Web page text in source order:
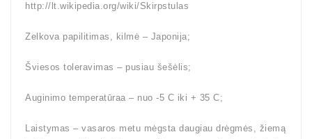
http://lt.wikipedia.org/wiki/Skirpstulas
Zelkova papilitimas, kilmė – Japonija;
Šviesos toleravimas – pusiau šešėlis;
Auginimo temperatūraa – nuo -5 C iki + 35 C;
Laistymas – vasaros metu mėgsta daugiau drėgmės, žiemą